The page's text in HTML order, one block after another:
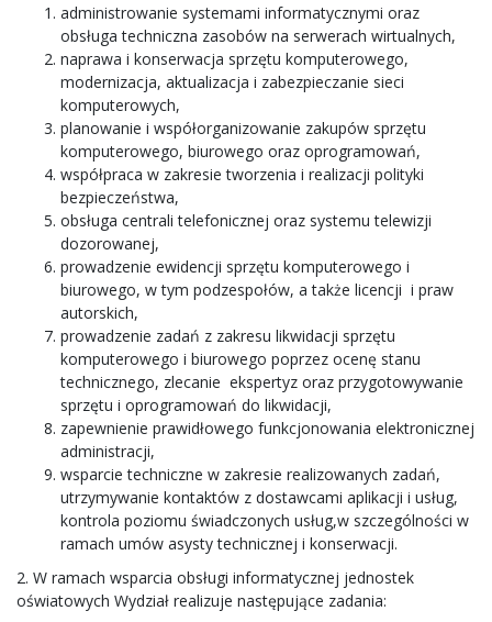
administrowanie systemami informatycznymi oraz
obsługa techniczna zasobów na serwerach wirtualnych,
naprawa i konserwacja sprzętu komputerowego,
modernizacja, aktualizacja i zabezpieczanie sieci
komputerowych,
planowanie i współorganizowanie zakupów sprzętu
komputerowego, biurowego oraz oprogramowań,
współpraca w zakresie tworzenia i realizacji polityki
bezpieczeństwa,
obsługa centrali telefonicznej oraz systemu telewizji
dozorowanej,
prowadzenie ewidencji sprzętu komputerowego i
biurowego, w tym podzespołów, a także licencji i praw
autorskich,
prowadzenie zadań z zakresu likwidacji sprzętu
komputerowego i biurowego poprzez ocenę stanu
technicznego, zlecanie ekspertyz oraz przygotowywanie
sprzętu i oprogramowań do likwidacji,
zapewnienie prawidłowego funkcjonowania elektronicznej
administracji,
wsparcie techniczne w zakresie realizowanych zadań,
utrzymywanie kontaktów z dostawcami aplikacji i usług,
kontrola poziomu świadczonych usług,w szczególności w
ramach umów asysty technicznej i konserwacji.
2. W ramach wsparcia obsługi informatycznej jednostek
oświatowych Wydział realizuje następujące zadania: